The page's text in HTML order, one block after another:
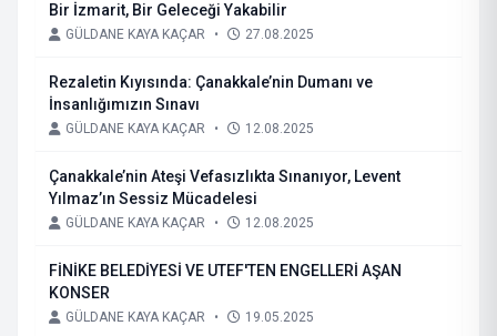
Bir İzmarit, Bir Geleceği Yakabilir
GÜLDANE KAYA KAÇAR • 27.08.2025
Rezaletin Kıyısında: Çanakkale’nin Dumanı ve
İnsanlığımızın Sınavı
GÜLDANE KAYA KAÇAR • 12.08.2025
Çanakkale’nin Ateşi Vefasızlıkta Sınanıyor, Levent
Yılmaz’ın Sessiz Mücadelesi
GÜLDANE KAYA KAÇAR • 12.08.2025
FİNİKE BELEDİYESİ VE UTEF'TEN ENGELLERİ AŞAN
KONSER
GÜLDANE KAYA KAÇAR • 19.05.2025